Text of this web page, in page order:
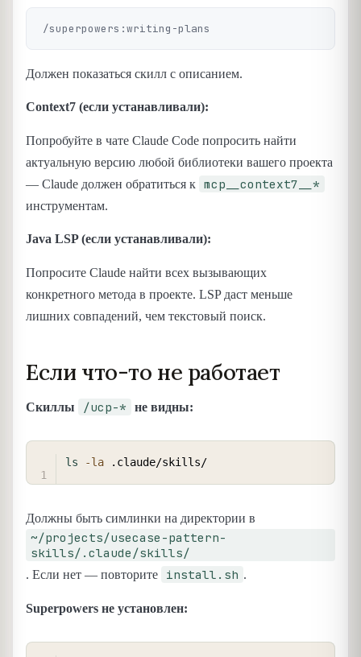
Должен показаться скилл с описанием.
Context7 (если устанавливали):
Попробуйте в чате Claude Code попросить найти
актуальную версию любой библиотеки вашего проекта
— Claude должен обратиться к mcp__context7__*
инструментам.
Java LSP (если устанавливали):
Попросите Claude найти всех вызывающих
конкретного метода в проекте. LSP даст меньше
лишних совпадений, чем текстовый поиск.
Если что-то не работает
Скиллы /ucp-* не видны:
ls -la
Должны быть симлинки на директории в
~/projects/usecase-pattern-
skills/.claude/skills/
. Если нет — повторите install.sh .
Superpowers не установлен: